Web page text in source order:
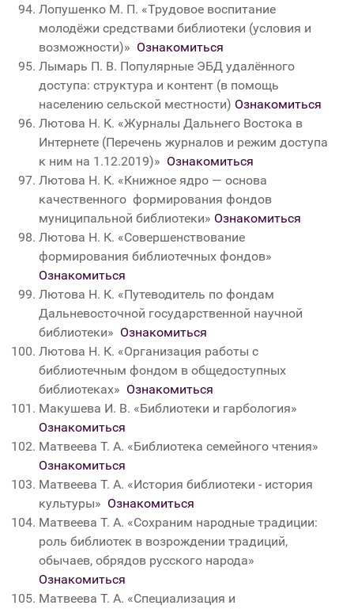
Лопушенко М. П. «Трудовое воспитание
молодёжи средствами библиотеки (условия и
возможности)» Ознакомиться
Лымарь П. В. Популярные ЭБД удалённого
доступа: структура и контент (в помощь
населению сельской местности) Ознакомиться
Лютова Н. К. «Журналы Дальнего Востока в
Интернете (Перечень журналов и режим доступа
к ним на 1.12.2019)» Ознакомиться
Лютова Н. К. «Книжное ядро — основа
качественного формирования фондов
муниципальной библиотеки» Ознакомиться
Лютова Н. К. «Совершенствование
формирования библиотечных фондов»
Ознакомиться
Лютова Н. К. «Путеводитель по фондам
Дальневосточной государственной научной
библиотеки» Ознакомиться
Лютова Н. К. «Организация работы с
библиотечным фондом в общедоступных
библиотеках» Ознакомиться
Макушева И. В. «Библиотеки и гарбология»
Ознакомиться
Матвеева Т. А. «Библиотека семейного чтения»
Ознакомиться
Матвеева Т. А. «История библиотеки - история
культуры» Ознакомиться
Матвеева Т. А. «Сохраним народные традиции:
роль библиотек в возрождении традиций,
обычаев, обрядов русского народа»
Ознакомиться
Матвеева Т. А. «Специализация и